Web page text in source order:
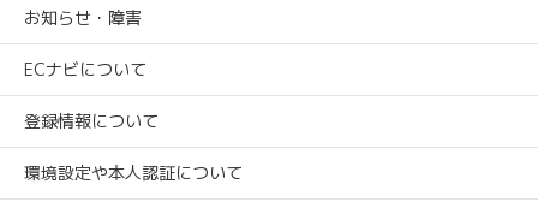
お知らせ・障害
ECナビについて
登録情報について
環境設定や本人認証について